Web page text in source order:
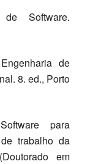
Software.
de
8. ed., Porto
para
trabalho da
em